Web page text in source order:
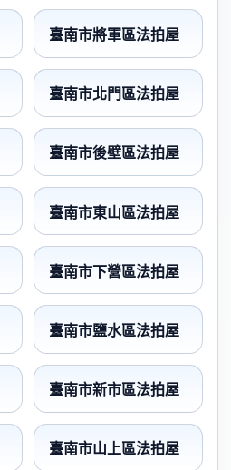
臺南市將軍區法拍屋
臺南市北門區法拍屋
臺南市後壁區法拍屋
臺南市東山區法拍屋
臺南市下營區法拍屋
臺南市鹽水區法拍屋
臺南市新市區法拍屋
臺南市山上區法拍屋